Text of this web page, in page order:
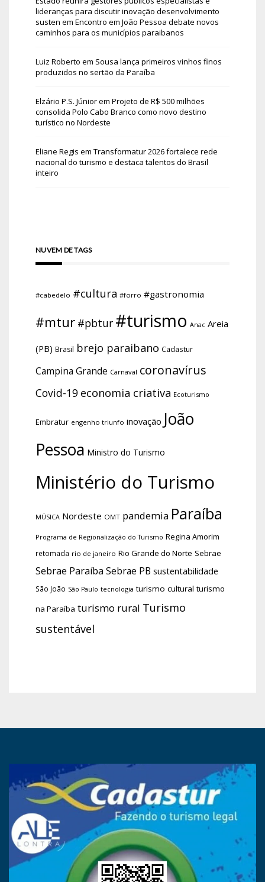
lideranças para discutir inovação desenvolvimento
susten em Encontro em João Pessoa debate novos
caminhos para os municípios paraibanos
Luiz Roberto em Sousa lança primeiros vinhos finos
produzidos no sertão da Paraíba
Elzário P.S. Júniorem Projeto de R$ 500 milhões
consolida Polo Cabo Branco como novo destino
turístico no Nordeste
Eliane Regis em Transformatur 2026 fortalece rede
nacional do turismo e destaca talentos do Brasil
inteiro
NUVEM DE TAGS
#cabedelo #cultura #forro #gastronomia
#mtur #pbtur #turismo Anac Areia
(PB) Brasil brejo paraibano Cadastur
Campina Grande Carnaval coronavírus
Covid-19 economia criativa Ecoturismo
Embratur engenho triunfo inovação João
Pessoa Ministro do Turismo
Ministério do Turismo
MÚSICA Nordeste OMT pandemia Paraíba
Programa de Regionalização do Turismo Regina Amorim
retomada rio de janeiro Rio Grande do Norte Sebrae
Sebrae Paraíba Sebrae PB sustentabilidade
São João São Paulo tecnologia turismo cultural turismo
na Paraíba turismo rural Turismo
sustentável